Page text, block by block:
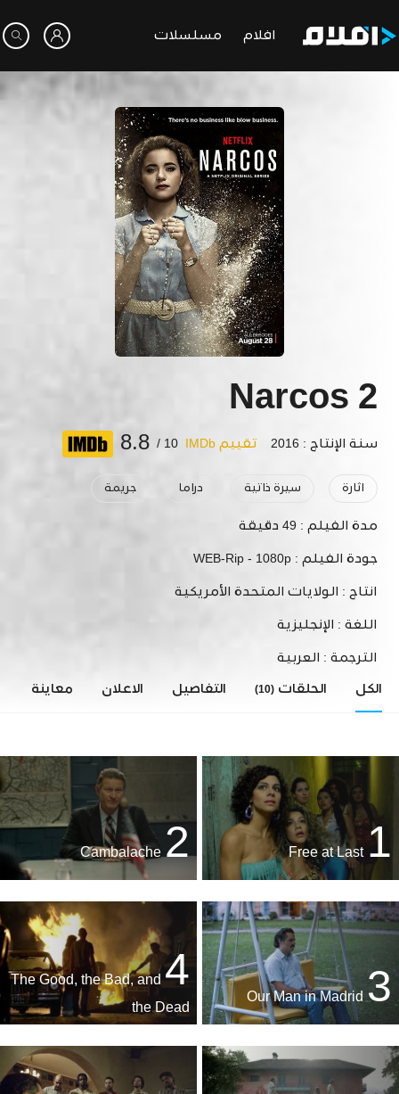
افلام مسلسلات
Narcos 2
سنة الإنتاج : 2016 تقييم IMDb 10 /
8.8
اثارة سيرة ذاتية دراما جريمة
مدة الفيلم : 49 دقيقة
جودة الفيلم : WEB-Rip - 1080p
انتاج : الولايات المتحدة الأمريكية
اللغة : الإنجليزية
الترجمة : العربية
الكل الحلقات (10) التفاصيل الاعلان معاينة
1
Free at Last
2
3
Our Man in Madrid
4
The Good, the Bad, and
the Dead